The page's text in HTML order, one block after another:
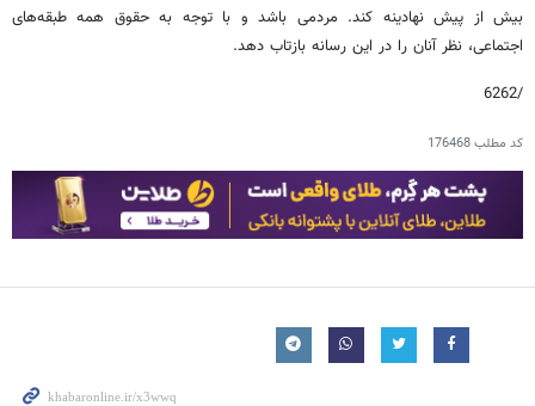
بیش از پیش نهادینه کند. مردمی باشد و با توجه به حقوق همه طبقه‌های
اجتماعی، نظر آنان را در این رسانه بازتاب دهد.
/6262
کد مطلب176468